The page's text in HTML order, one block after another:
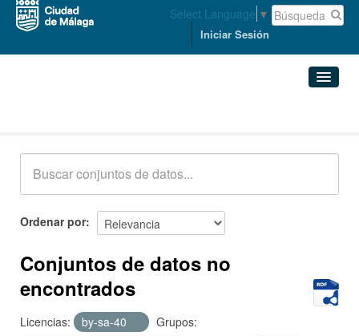
Select Language ▼
Iniciar Sesión
Acerca de
Ordenar por
Conjuntos de datos no
encontrados
Licencias: by-sa-40
Grupos: